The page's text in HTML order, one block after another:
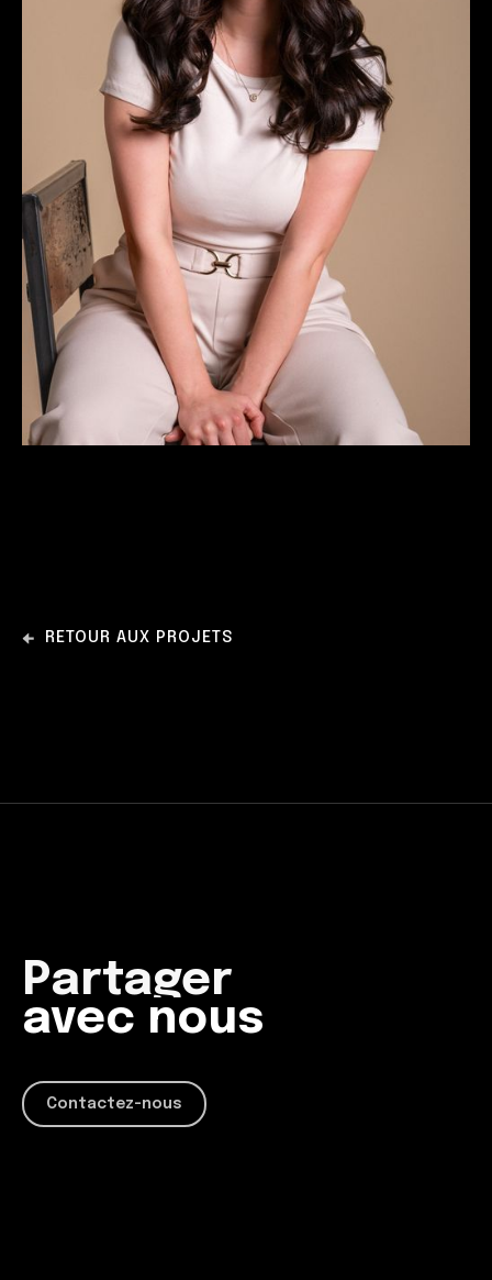
RETOUR AUX PROJETS
Travailler
Partager
Produire
avec nous
Contactez-nous